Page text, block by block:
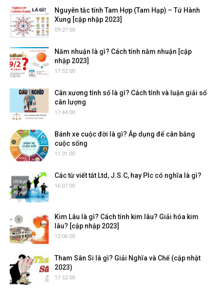
Nguyên tắc tính Tam Hợp (Tam Hạp) – Tứ Hành
Xung [cập nhập 2023]
09:27:00
Năm nhuận là gì? Cách tính năm nhuận [cập
nhập 2023]
17:52:00
Cân xương tính số là gì? Cách tính và luận giải số
cân lượng
17:44:00
Bánh xe cuộc đời là gì? Áp dụng để cân bằng
cuộc sống
11:31:00
Các từ viết tắt Ltd, J.S.C, hay Plc có nghĩa là gì?
16:07:00
Kim Lâu là gì? Cách tính kim lâu? Giải hóa kim
lâu? [cập nhập 2023]
12:06:00
Tham Sân Si là gì? Giải Nghĩa và Chế (cập nhật
2023)
17:52:00